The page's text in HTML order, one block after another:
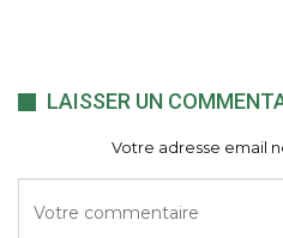
LAISSER UN
Votre adresse email